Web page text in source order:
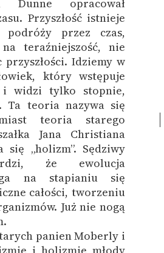
Dunne opracował
Przyszłość istnieje
przez czas,
teraźniejszość, nie
Idziemy w
który wstępuje
i widzi tylko stopnie,
Ta teoria nazywa się
teoria starego
Jana Christiana
się „holizm”. Sędziwy
że ewolucja
na stapianiu się
całości, tworzeniu
Już nie nogą
panien Moberly i